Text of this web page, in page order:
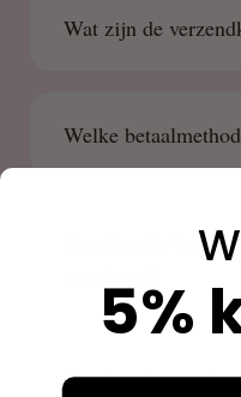
Wat zijn de
Welke
Kan ik mijn
Hoe kan ik mijn
5%